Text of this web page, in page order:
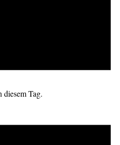
diesem Tag.